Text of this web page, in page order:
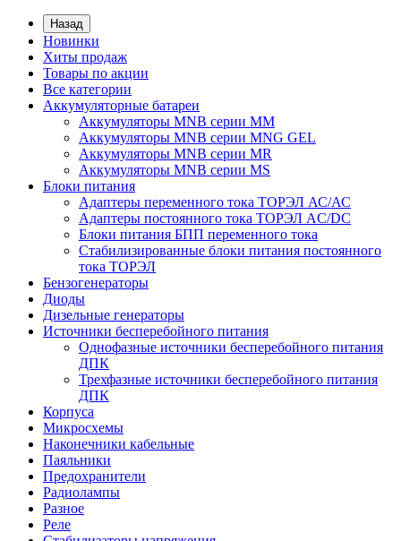
Назад
Новинки
Хиты продаж
Товары по акции
Все категории
Аккумуляторные батареи
Аккумуляторы MNB серии MM
Аккумуляторы MNB серии MNG GEL
Аккумуляторы MNB серии MR
Аккумуляторы MNB серии MS
Блоки питания
Адаптеры переменного тока ТОРЭЛ АС/АС
Адаптеры постоянного тока ТОРЭЛ AC/DC
Блоки питания БПП переменного тока
Стабилизированные блоки питания постоянного
тока ТОРЭЛ
Бензогенераторы
Диоды
Дизельные генераторы
Источники бесперебойного питания
Однофазные источники бесперебойного питания
ДПК
Трехфазные источники бесперебойного питания
ДПК
Корпуса
Микросхемы
Наконечники кабельные
Паяльники
Предохранители
Радиолампы
Разное
Реле